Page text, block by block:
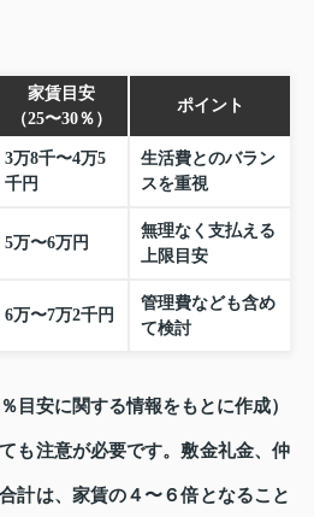
家賃目安
（25〜30％）
ポイント
3万8千〜4万5
千円
生活費とのバラン
スを重視
5万〜6万円
無理なく支払える
上限目安
6万〜7万2千円
管理費なども含め
て検討
目安に関する情報をもとに作成）
も注意が必要です。敷金礼金、仲
計は、家賃の４〜６倍となること